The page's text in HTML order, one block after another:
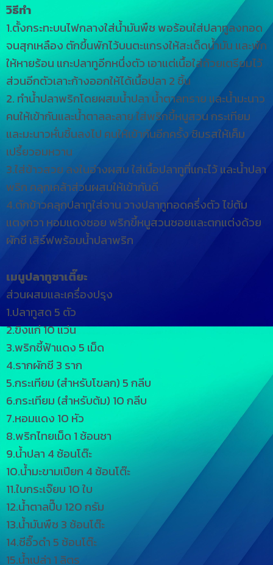
วิธีทำ
1.ตั้งกระทะบนไฟกลางใส่น้ำมันพืช พอร้อนใส่ปลาทูลงทอด
จนสุกเหลือง ตักขึ้นพักไว้บนตะแกรงให้สะเด็ดน้ำมัน และพัก
ให้หายร้อน แกะปลาทูอีกหนึ่งตัว เอาแต่เนื้อใส่ถ้วยเตรียมไว้
ส่วนอีกตัวเลาะก้างออกให้ได้เนื้อปลา 2 ชิ้น
2. ทำน้ำปลาพริกโดยผสมน้ำปลา น้ำตาลทราย และน้ำมะนาว
คนให้เข้ากันและน้ำตาลละลาย ใส่พริกขี้หนูสวน กระเทียม
และมะนาวหั่นชิ้นลงไป คนให้เข้ากันอีกครั้ง ชิมรสให้เค็ม
เปรี้ยวอมหวาน
3.ใส่ข้าวสวย ลงในอ่างผสม ใส่เนื้อปลาทูที่แกะไว้ และน้ำปลา
พริก คลุกเคล้าส่วนผสมให้เข้ากันดี
4.ตักข้าวคลุกปลาทูใส่จาน วางปลาทูทอดครึ่งตัว ไข่ต้ม
แตงกวา หอมแดงซอย พริกขี้หนูสวนซอยและตกแต่งด้วย
ผักชี เสิร์ฟพร้อมน้ำปลาพริก
เมนูปลาทูซาเตี๊ยะ
ส่วนผสมและเครื่องปรุง
1.ปลาทูสด 5 ตัว
2.ขิงแก่ 10 แว่น
3.พริกชี้ฟ้าแดง 5 เม็ด
4.รากผักชี 3 ราก
5.กระเทียม (สำหรับโขลก) 5 กลีบ
6.กระเทียม (สำหรับต้ม) 10 กลีบ
7.หอมแดง 10 หัว
8.พริกไทยเม็ด 1 ช้อนชา
9.น้ำปลา 4 ช้อนโต๊ะ
10.น้ำมะขามเปียก 4 ช้อนโต๊ะ
11.ใบกระเจ๊ยบ 10 ใบ
12.น้ำตาลปี๊บ 120 กรัม
13.น้ำมันพืช 3 ช้อนโต๊ะ
14.ซีอิ๊วดำ 5 ช้อนโต๊ะ
15.น้ำเปล่า 1 ลิตร